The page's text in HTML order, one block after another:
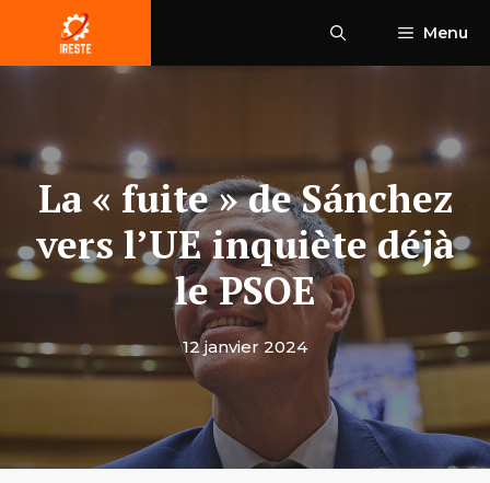
contenu
Menu
La « fuite » de Sánchez
vers l’UE inquiète déjà
le PSOE
12 janvier 2024